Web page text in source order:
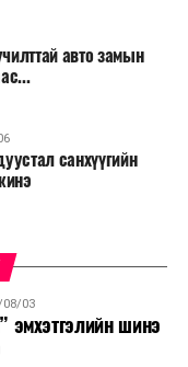
авто замын
санхүүгийн
08/03
эмхэтгэлийн шинэ